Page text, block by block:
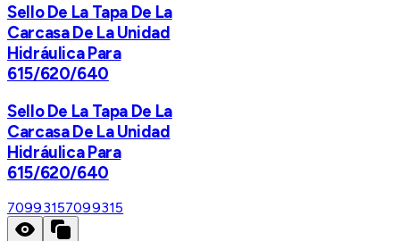
Sello De La Tapa De La
Carcasa De La Unidad
Hidráulica Para
615/620/640
Sello De La Tapa De La
Carcasa De La Unidad
Hidráulica Para
615/620/640
70993157099315